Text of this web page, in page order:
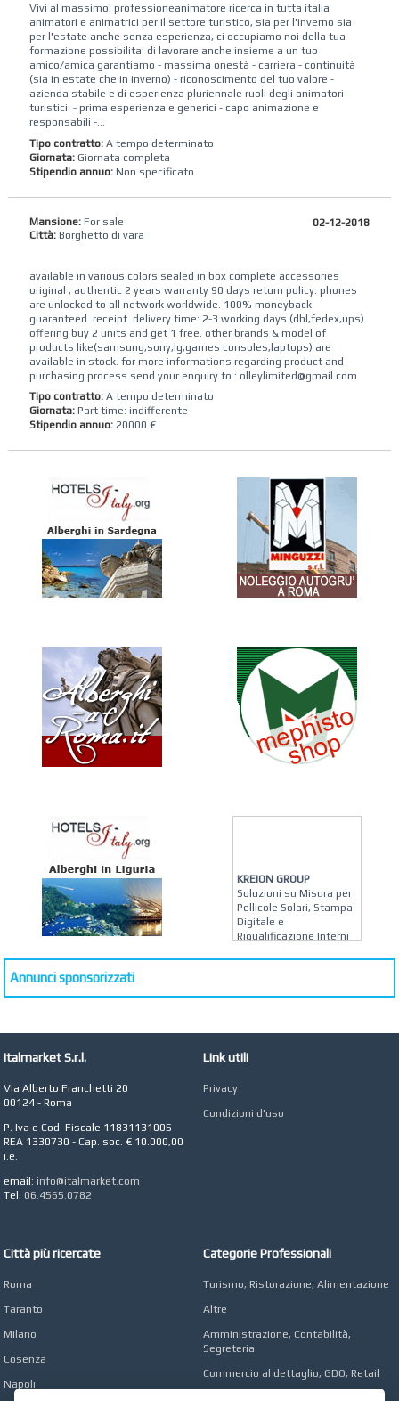
Vivi al massimo! professioneanimatore ricerca in tutta italia
animatori e animatrici per il settore turistico, sia per l'inverno sia
per l'estate anche senza esperienza, ci occupiamo noi della tua
formazione possibilita' di lavorare anche insieme a un tuo
amico/amica garantiamo - massima onestà - carriera - continuità
(sia in estate che in inverno) - riconoscimento del tuo valore -
azienda stabile e di esperienza pluriennale ruoli degli animatori
turistici: - prima esperienza e generici - capo animazione e
responsabili -...
Tipo contratto:A tempo determinato
Giornata: Giornata completa
Stipendio annuo: Non specificato
Mansione:For sale
Città:Borghetto di vara
02-12-2018
available in various colors sealed in box complete accessories
original , authentic 2 years warranty 90 days return policy. phones
are unlocked to all network worldwide. 100% moneyback
guaranteed. receipt. delivery time: 2-3 working days (dhl,fedex,ups)
offering buy 2 units and get 1 free. other brands & model of
products like(samsung,sony,lg,games consoles,laptops) are
available in stock. for more informations regarding product and
purchasing process send your enquiry to : olleylimited@gmail.com
Tipo contratto:A tempo determinato
Giornata: Part time: indifferente
Stipendio annuo: 20000 €
KREION GROUP
Soluzioni su Misura per
Pellicole Solari, Stampa
Digitale e
Riqualificazione Interni
MATERA ARREDI
STUDIO MICCI
Commercialista e
Roma
AZIENDA AGRICOLA DI
Annunci sponsorizzati
Italmarket S.r.l.
Via Alberto Franchetti 20
00124 - Roma
P. Iva e Cod. Fiscale 11831131005
REA 1330730 - Cap. soc. € 10.000,00
i.e.
email: info@italmarket.com
Tel. 06.4565.0782
Link utili
Privacy
Condizioni d'uso
Città più ricercate
Roma
Taranto
Milano
Cosenza
Napoli
Categorie Professionali
Turismo, Ristorazione, Alimentazione
Altre
Amministrazione, Contabilità,
Segreteria
Commercio al dettaglio, GDO, Retail